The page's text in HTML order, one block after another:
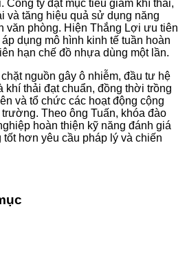
Công ty đặt mục tiêu giảm khí thải,
và tăng hiệu quả sử dụng năng
văn phòng. Hiện Thắng Lợi ưu tiên
dụng mô hình kinh tế tuần hoàn
hạn chế đồ nhựa dùng một lần.
nguồn gây ô nhiễm, đầu tư hệ
thải đạt chuẩn, đồng thời trồng
và tổ chức các hoạt động cộng
Theo ông Tuấn, khóa đào
hoàn thiện kỹ năng đánh giá
hơn yêu cầu pháp lý và chiến